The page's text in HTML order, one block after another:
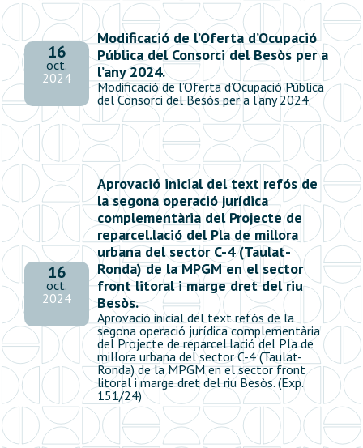
16
oct.
2024
Modificació de l’Oferta d’Ocupació
Pública del Consorci del Besòs per a
l’any 2024.
Modificació de l’Oferta d’Ocupació Pública
del Consorci del Besòs per a l’any 2024.
16
oct.
2024
Aprovació inicial del text refós de
la segona operació jurídica
complementària del Projecte de
reparcel.lació del Pla de millora
urbana del sector C-4 (Taulat-
Ronda) de la MPGM en el sector
front litoral i marge dret del riu
Besòs.
Aprovació inicial del text refós de la
segona operació jurídica complementària
del Projecte de reparcel.lació del Pla de
millora urbana del sector C-4 (Taulat-
Ronda) de la MPGM en el sector front
litoral i marge dret del riu Besòs. (Exp.
151/24)